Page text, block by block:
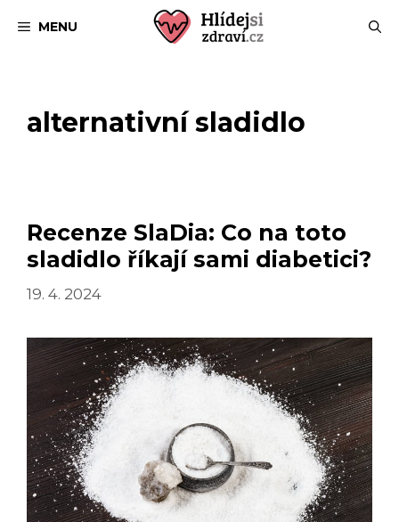
MENU
alternativní sladidlo
Recenze SlaDia: Co na toto
sladidlo říkají sami diabetici?
19. 4. 2024